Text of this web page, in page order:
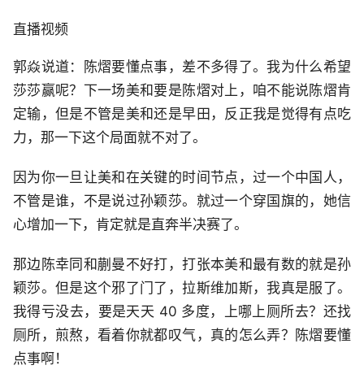
直播视频
郭焱说道：陈熠要懂点事，差不多得了。我为什么希望
莎莎赢呢？下一场美和要是陈熠对上，咱不能说陈熠肯
定输，但是不管是美和还是早田，反正我是觉得有点吃
力，那一下这个局面就不对了。
因为你一旦让美和在关键的时间节点，过一个中国人，
不管是谁，不是说过孙颖莎。就过一个穿国旗的，她信
心增加一下，肯定就是直奔半决赛了。
那边陈幸同和蒯曼不好打，打张本美和最有数的就是孙
颖莎。但是这个邪了门了，拉斯维加斯，我真是服了。
我得亏没去，要是天天 40 多度，上哪上厕所去？还找
厕所，煎熬，看着你就都叹气，真的怎么弄？陈熠要懂
点事啊！